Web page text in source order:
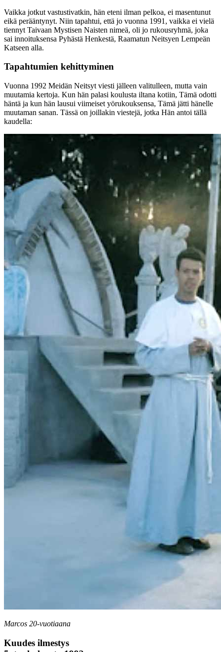
Vaikka jotkut vastustivatkin, hän eteni ilman pelkoa, ei masentunut
eikä perääntynyt. Niin tapahtui, että jo vuonna 1991, vaikka ei vielä
tiennyt Taivaan Mystisen Naisten nimeä, oli jo rukousryhmä, joka
sai innoituksensa Pyhästä Henkestä, Raamatun Neitsyen Lempeän
Katseen alla.
Tapahtumien kehittyminen
Vuonna 1992 Meidän Neitsyt viesti jälleen valitulleen, mutta vain
muutamia kertoja. Kun hän palasi koulusta iltana kotiin, Tämä odotti
häntä ja kun hän lausui viimeiset yörukouksensa, Tämä jätti hänelle
muutaman sanan. Tässä on joillakin viestejä, jotka Hän antoi tällä
kaudella:
Marcos 20-vuotiaana
Kuudes ilmestys